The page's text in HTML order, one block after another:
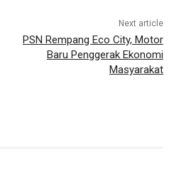
Next article
PSN Rempang Eco City, Motor
Baru Penggerak Ekonomi
Masyarakat